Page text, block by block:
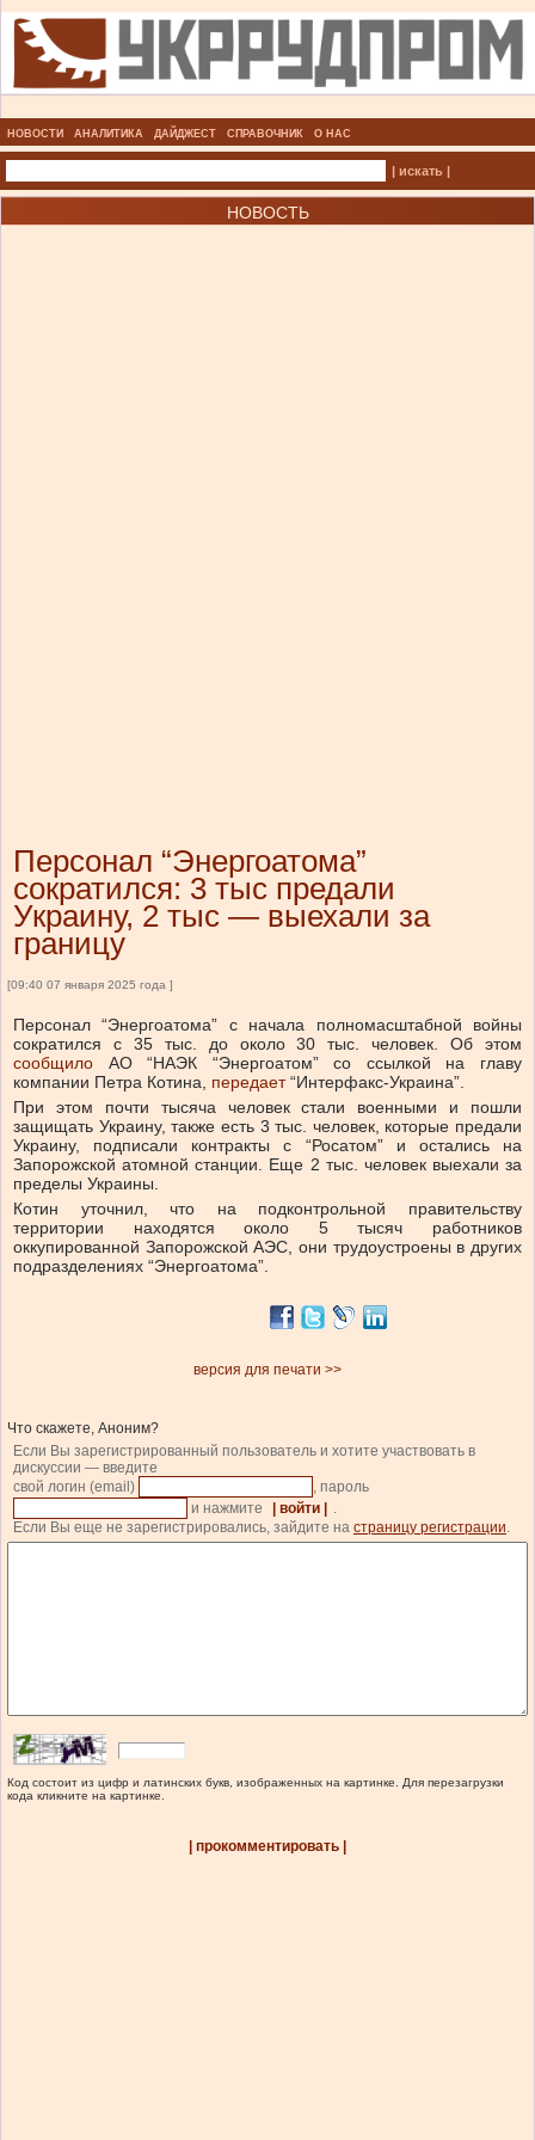
НОВОСТИ АНАЛИТИКА ДАЙДЖЕСТ СПРАВОЧНИК О НАС
| искать |
НОВОСТЬ
Персонал “Энергоатома”
сократился: 3 тыс предали
Украину, 2 тыс — выехали за
границу
[09:40 07 января 2025 года ]
Персонал “Энергоатома” с начала полномасштабной войны
сократился с 35 тыс. до около 30 тыс. человек.
Об этом
сообщило
АО “НАЭК “Энергоатом” со ссылкой на главу
компании Петра Котина, передает “Интерфакс-Украина”.
При этом почти тысяча человек стали военными и пошли
защищать Украину, также есть 3 тыс. человек, которые предали
Украину, подписали контракты с “Росатом” и остались на
Запорожской атомной станции. Еще 2 тыс. человек выехали за
пределы Украины.
Котин уточнил, что на подконтрольной правительству
территории находятся около 5 тысяч работников
оккупированной Запорожской АЭС, они трудоустроены в других
подразделениях “Энергоатома”.
версия для печати >>
Что скажете, Аноним?
Если Вы зарегистрированный пользователь и хотите участвовать в
дискуссии — введите
свой логин (email)
, пароль
и нажмите
| войти |
.
Если Вы еще не зарегистрировались, зайдите на страницу регистрации.
Код состоит из цифр и латинских букв, изображенных на картинке. Для перезагрузки
кода кликните на картинке.
| прокомментировать |